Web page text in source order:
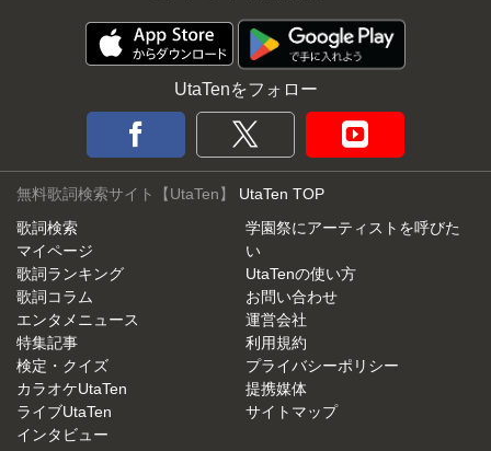
UtaTenをフォロー
無料歌詞検索サイト【UtaTen】 UtaTen TOP
歌詞検索
マイページ
歌詞ランキング
歌詞コラム
エンタメニュース
特集記事
検定・クイズ
カラオケUtaTen
ライブUtaTen
インタビュー
学園祭にアーティストを呼びた
い
UtaTenの使い方
お問い合わせ
運営会社
利用規約
プライバシーポリシー
提携媒体
サイトマップ